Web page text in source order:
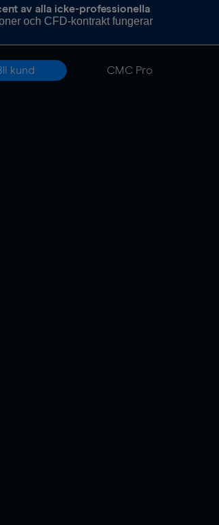
av alla icke-professionella
och CFD-kontrakt fungerar
kund CMC Pro